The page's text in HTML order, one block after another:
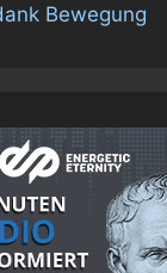
Bewegung